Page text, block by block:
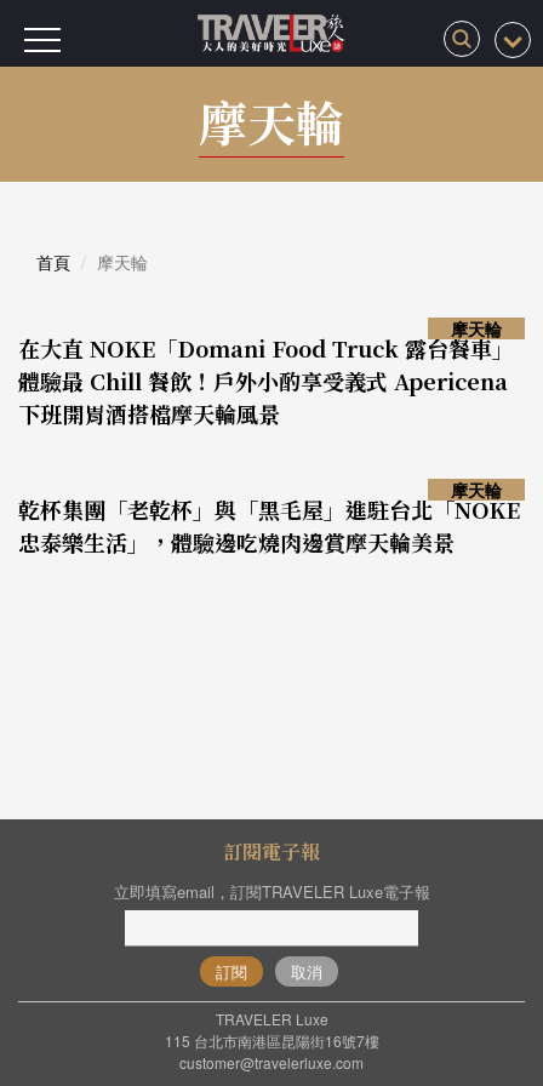
摩天輪
首頁 摩天輪
在大直 NOKE「Domani Food Truck 露台餐車」
體驗最 Chill 餐飲！戶外小酌享受義式 Apericena
下班開胃酒搭檔摩天輪風景
摩天輪
乾杯集團「老乾杯」與「黑毛屋」進駐台北「NOKE
忠泰樂生活」，體驗邊吃燒肉邊賞摩天輪美景
摩天輪
訂閱電子報
立即填寫email，訂閱TRAVELER Luxe電子報
訂閱 取消
TRAVELER Luxe
115 台北市南港區昆陽街16號7樓
customer@travelerluxe.com